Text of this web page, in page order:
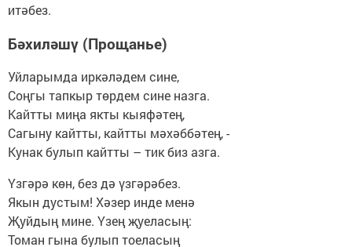
итәбез.
Бәхиләшү (Прощанье)
Уйларымда иркәләдем сине,
Соңгы тапкыр төрдем сине назга.
Кайтты миңа якты кыяфәтең,
Сагыну кайтты, кайтты мәхәббәтең, -
Кунак булып кайтты – тик биз азга.
Үзгәрә көн, без дә үзгәрәбез.
Якын дустым! Хәзер инде менә
Җуйдың мине. Үзең җуеласың:
Томан гына булып тоеласың